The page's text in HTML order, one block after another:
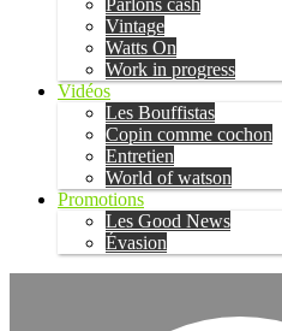
Parlons cash
Vintage
Watts On
Work in progress
Vidéos
Les Bouffistas
Copin comme cochon
Entretien
World of watson
Promotions
Les Good News
Évasion